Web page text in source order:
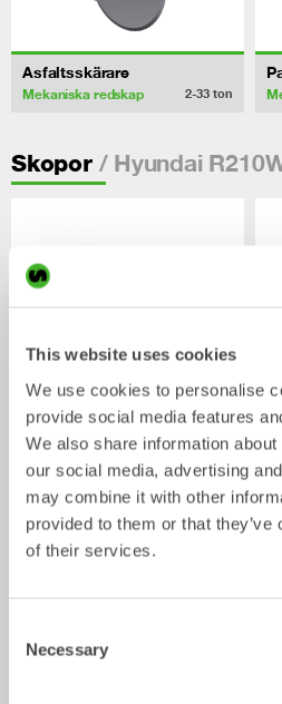
This website uses cookies
We use cookies to personalise
provide social media features
We also share information
our social media, advertising
may combine it with other
provided to them or that
of their services.
Selection
Necessary
Asfaltsskärare
Mekaniska redskap 2-33 ton
Skopor/ Hyundai
CUSTOM BUILD
Skopa